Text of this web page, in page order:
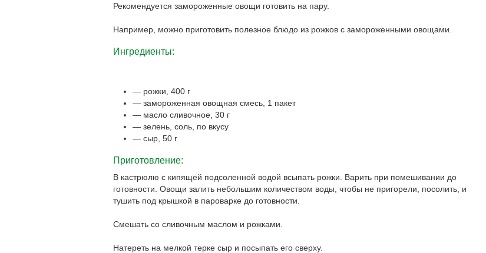
Рекомендуется замороженные овощи готовить на пару.
Например, можно приготовить полезное блюдо из рожков с замороженными овощами.
Ингредиенты:
— рожки, 400 г
— замороженная овощная смесь, 1 пакет
— масло сливочное, 30 г
— зелень, соль, по вкусу
— сыр, 50 г
Приготовление:
В кастрюлю с кипящей подсоленной водой всыпать рожки. Варить при помешивании до
готовности. Овощи залить небольшим количеством воды, чтобы не пригорели, посолить, и
тушить под крышкой в пароварке до готовности.
Смешать со сливочным маслом и рожками.
Натереть на мелкой терке сыр и посыпать его сверху.